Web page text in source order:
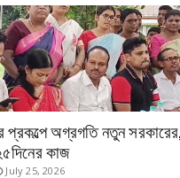
অগ্রগতি নতুন
কাজ
July 25, 2026